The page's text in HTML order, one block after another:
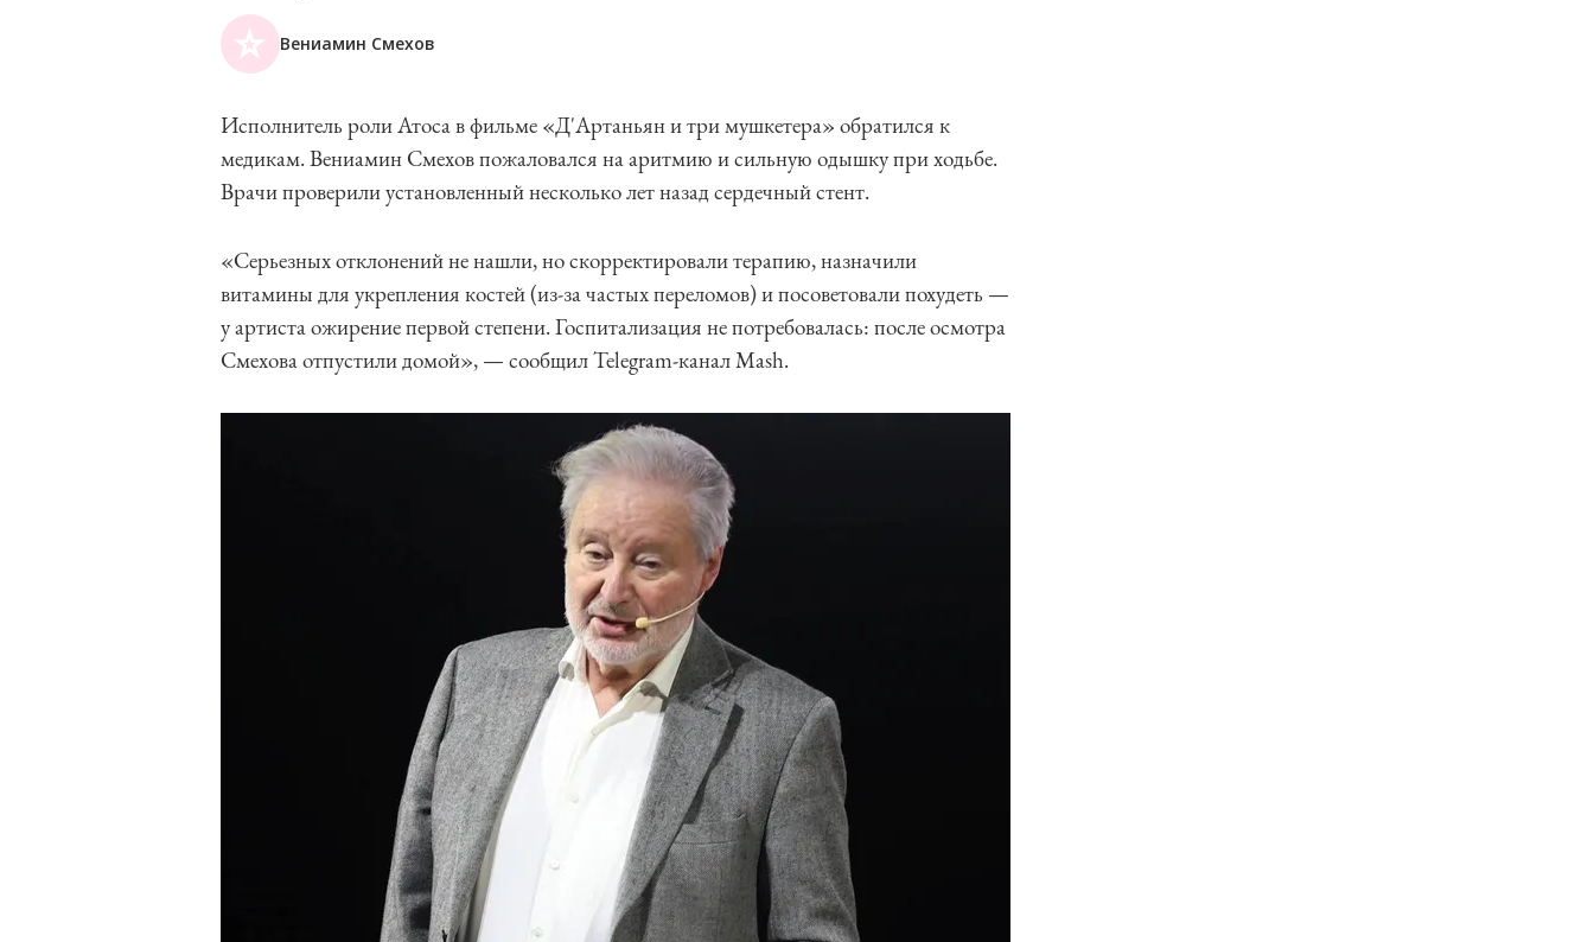
Вениамин Смехов
Исполнитель роли Атоса в фильме «Д'Артаньян и три мушкетера» обратился к
медикам. Вениамин Смехов пожаловался на аритмию и сильную одышку при ходьбе.
Врачи проверили установленный несколько лет назад сердечный стент.
«Серьезных отклонений не нашли, но скорректировали терапию, назначили
витамины для укрепления костей (из-за частых переломов) и посоветовали похудеть —
у артиста ожирение первой степени. Госпитализация не потребовалась: после осмотра
Смехова отпустили домой», — сообщил Telegram-канал Mash.